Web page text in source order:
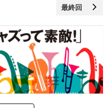
最終回